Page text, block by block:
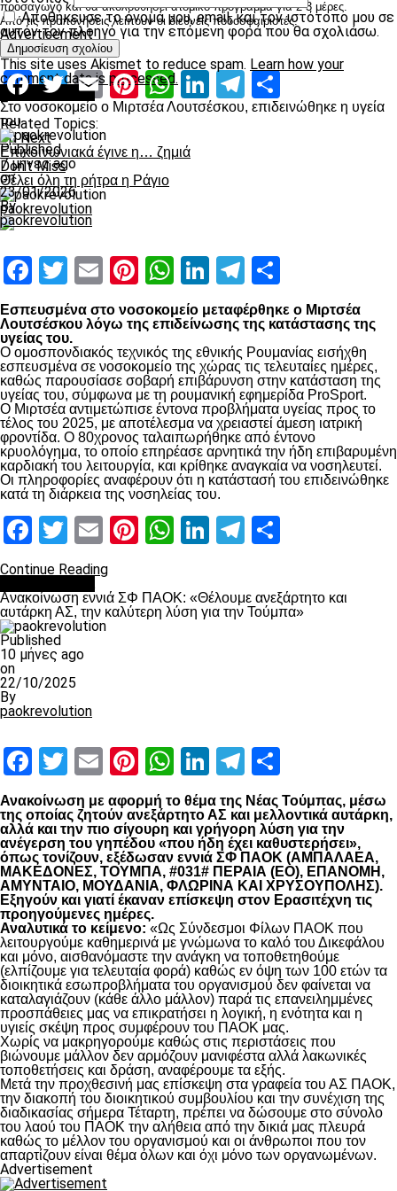
προσαγωγό και θα ακολουθήσει ατομικό πρόγραμμα για 2-3 μέρες.
Από τις προπονήσεις λείπουν οι διεθνείς ποδοσφαιριστές.
Advertisement
Facebook
Twitter
EmailPinterest
WhatsApp
LinkedIn
Telegram
Related Topics:
Up Next
Επικοινωνιακά έγινε η… ζημιά
Don't Miss
Θέλει όλη τη ρήτρα η Ράγιο
paokrevolution
Αποθήκευσε το όνομά μου, email, και τον ιστότοπο μου σε
αυτόν τον πλοηγό για την επόμενη φορά που θα σχολιάσω.
This site uses Akismet to reduce spam. Learn how your
comment data is processed.
Επικαιρότητα
Στο νοσοκομείο ο Μιρτσέα Λουτσέσκου, επιδεινώθηκε η υγεία
του
Published
7 μήνες ago
on
23/01/2026
By
paokrevolution
Facebook
Twitter
EmailPinterest
WhatsApp
LinkedIn
Telegram
Εσπευσμένα στο νοσοκομείο μεταφέρθηκε ο Μιρτσέα
Λουτσέσκου λόγω της επιδείνωσης της κατάστασης της
υγείας του.
Ο ομοσπονδιακός τεχνικός της εθνικής Ρουμανίας εισήχθη
εσπευσμένα σε νοσοκομείο της χώρας τις τελευταίες ημέρες,
καθώς παρουσίασε σοβαρή επιβάρυνση στην κατάσταση της
υγείας του, σύμφωνα με τη ρουμανική εφημερίδα ProSport.
Ο Μιρτσέα αντιμετώπισε έντονα προβλήματα υγείας προς το
τέλος του 2025, με αποτέλεσμα να χρειαστεί άμεση ιατρική
φροντίδα. Ο 80χρονος ταλαιπωρήθηκε από έντονο
κρυολόγημα, το οποίο επηρέασε αρνητικά την ήδη επιβαρυμένη
καρδιακή του λειτουργία, και κρίθηκε αναγκαία να νοσηλευτεί.
Οι πληροφορίες αναφέρουν ότι η κατάστασή του επιδεινώθηκε
κατά τη διάρκεια της νοσηλείας του.
Facebook
Twitter
EmailPinterest
WhatsApp
LinkedIn
Telegram
Continue Reading
Ανακοίνωση εννιά ΣΦ ΠΑΟΚ: «Θέλουμε ανεξάρτητο και
αυτάρκη ΑΣ, την καλύτερη λύση για την Τούμπα»
Published
10 μήνες ago
on
22/10/2025
By
paokrevolution
Facebook
Twitter
EmailPinterest
WhatsApp
LinkedIn
Telegram
Ανακοίνωση με αφορμή το θέμα της Νέας Τούμπας, μέσω
της οποίας ζητούν ανεξάρτητο ΑΣ και μελλοντικά αυτάρκη,
αλλά και την πιο σίγουρη και γρήγορη λύση για την
ανέγερση του γηπέδου «που ήδη έχει καθυστερήσει»,
όπως τονίζουν, εξέδωσαν εννιά ΣΦ ΠΑΟΚ (ΑΜΠΑΛΑΕΑ,
ΜΑΚΕΔΟΝΕΣ, ΤΟΥΜΠΑ, #031# ΠΕΡΑΙΑ (ΕΟ), ΕΠΑΝΟΜΗ,
ΑΜΥΝΤΑΙΟ, ΜΟΥΔΑΝΙΑ, ΦΛΩΡΙΝΑ ΚΑΙ ΧΡΥΣΟΥΠΟΛΗΣ).
Εξηγούν και γιατί έκαναν επίσκεψη στον Ερασιτέχνη τις
προηγούμενες ημέρες.
Αναλυτικά το κείμενο: «Ως Σύνδεσμοι Φίλων ΠΑΟΚ που
λειτουργούμε καθημερινά με γνώμωνα το καλό του Δικεφάλου
και μόνο, αισθανόμαστε την ανάγκη να τοποθετηθούμε
(ελπίζουμε για τελευταία φορά) καθώς εν όψη των 100 ετών τα
διοικητικά εσωπροβλήματα του οργανισμού δεν φαίνεται να
καταλαγιάζουν (κάθε άλλο μάλλον) παρά τις επανειλημμένες
προσπάθειες μας να επικρατήσει η λογική, η ενότητα και η
υγιείς σκέψη προς συμφέρουν του ΠΑΟΚ μας.
Χωρίς να μακρηγορούμε καθώς στις περιστάσεις που
βιώνουμε μάλλον δεν αρμόζουν μανιφέστα αλλά λακωνικές
τοποθετήσεις και δράση, αναφέρουμε τα εξής.
Μετά την προχθεσινή μας επίσκεψη στα γραφεία του ΑΣ ΠΑΟΚ,
την διακοπή του διοικητικού συμβουλίου και την συνέχιση της
διαδικασίας σήμερα Τέταρτη, πρέπει να δώσουμε στο σύνολο
του λαού του ΠΑΟΚ την αλήθεια από την δικιά μας πλευρά
καθώς το μέλλον του οργανισμού και οι άνθρωποι που τον
απαρτίζουν είναι θέμα όλων και όχι μόνο των οργανωμένων.
Advertisement